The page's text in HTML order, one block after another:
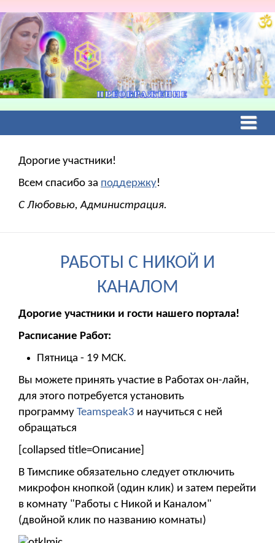
Дорогие участники!
Всем спасибо за поддержку!
С Любовью, Администрация.
РАБОТЫ С НИКОЙ И
КАНАЛОМ
Дорогие участники и гости нашего портала!
Расписание Работ:
Пятница - 19 МСК.
Вы можете принять участие в Работах он-лайн,
для этого потребуется установить
программу Teamspeak3 и научиться с ней
обращаться
[collapsed title=Описание]
В Тимспике обязательно следует отключить
микрофон кнопкой (один клик) и затем перейти
в комнату "Работы с Никой и Каналом"
(двойной клик по названию комнаты)